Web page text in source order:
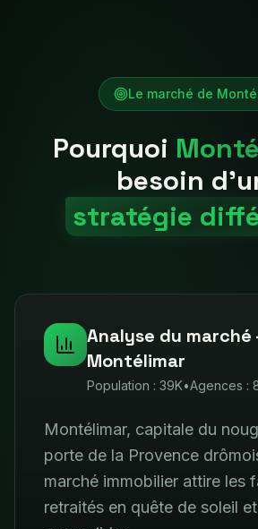
Le marché de
Pourquoi
besoin
stratégie
Analyse du marché
Montélimar
Population : 39K•Agences :
Montélimar, capitale du
porte de la Provence
marché immobilier attire les
retraités en quête de soleil